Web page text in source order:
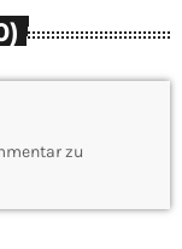
zu